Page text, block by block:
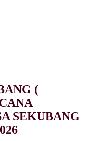
(
SEKUBANG